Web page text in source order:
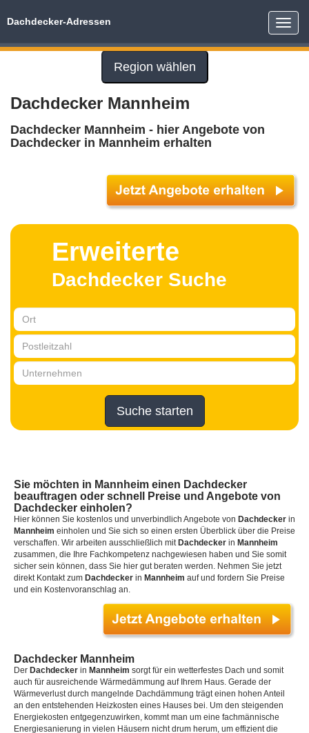
Toggle
Dachdecker-Adressen
Region wählen
Dachdecker Mannheim
Dachdecker Mannheim - hier Angebote von
Dachdecker in Mannheim erhalten
Erweiterte
Dachdecker Suche
Suche starten
Sie möchten in Mannheim einen Dachdecker
beauftragen oder schnell Preise und Angebote von
Dachdecker einholen?
Hier können Sie kostenlos und unverbindlich Angebote von Dachdecker in
Mannheim einholen und Sie sich so einen ersten Überblick über die Preise
verschaffen. Wir arbeiten ausschließlich mit Dachdecker in Mannheim
zusammen, die Ihre Fachkompetenz nachgewiesen haben und Sie somit
sicher sein können, dass Sie hier gut beraten werden. Nehmen Sie jetzt
direkt Kontakt zum Dachdecker in Mannheim auf und fordern Sie Preise
und ein Kostenvoranschlag an.
Dachdecker Mannheim
Der Dachdecker in Mannheim sorgt für ein wetterfestes Dach und somit
auch für ausreichende Wärmedämmung auf Ihrem Haus. Gerade der
Wärmeverlust durch mangelnde Dachdämmung trägt einen hohen Anteil
an den entstehenden Heizkosten eines Hauses bei. Um den steigenden
Energiekosten entgegenzuwirken, kommt man um eine fachmännische
Energiesanierung in vielen Häusern nicht drum herum, um effizient die